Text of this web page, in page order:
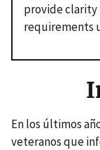
provide
requirements
En los últimos
veteranos que